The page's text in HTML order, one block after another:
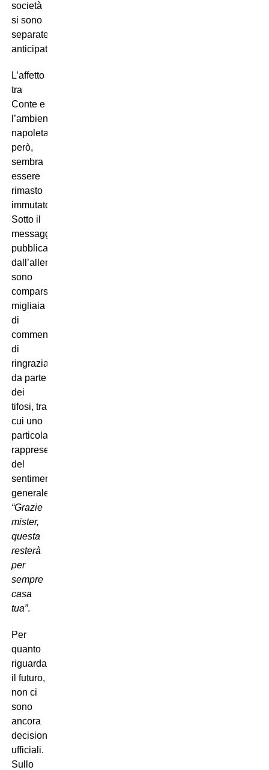
società
si sono
separate
anticipatamente.
L’affetto
tra
Conte e
l’ambiente
napoletano,
però,
sembra
essere
rimasto
immutato.
Sotto il
messaggio
pubblicato
dall’allenatore
sono
comparsi
migliaia
di
commenti
di
ringraziamento
da parte
dei
tifosi, tra
cui uno
particolarmente
rappresentativo
del
sentimento
generale:
“Grazie
mister,
questa
resterà
per
sempre
casa
tua”.
Per
quanto
riguarda
il futuro,
non ci
sono
ancora
decisioni
ufficiali.
Sullo